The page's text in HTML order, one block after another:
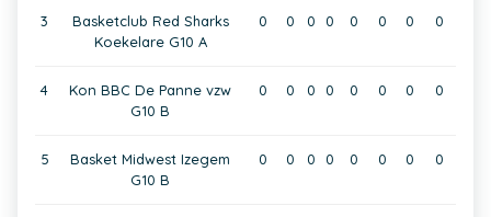
3
Basketclub Red Sharks
Koekelare G10 A
0 0 0 0 0 0 0 0
4
Kon BBC De Panne vzw
G10 B
0 0 0 0 0 0 0 0
5
Basket Midwest Izegem
G10 B
0 0 0 0 0 0 0 0